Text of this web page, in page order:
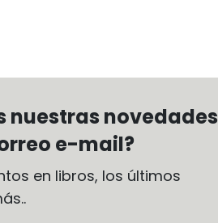
nuestras novedades
e-mail?
en libros, los últimos